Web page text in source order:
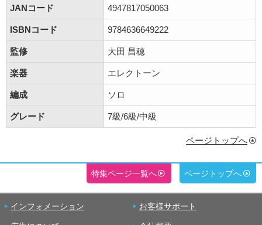
JANコード 4947817050063
ISBNコード 9784636649222
監修 大田 昌穂
楽器 エレクトーン
編成 ソロ
グレード 7級/6級/中級
ページトップへ
特集ページ一覧へ ページトップへ
インフォメーション お客様サポート